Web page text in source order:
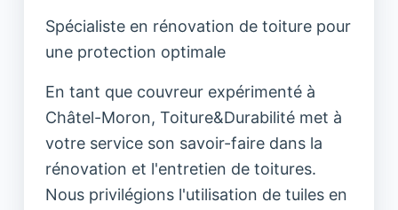
Spécialiste en rénovation de toiture pour
une protection optimale
En tant que couvreur expérimenté à
Châtel-Moron, Toiture&Durabilité met à
votre service son savoir-faire dans la
rénovation et l'entretien de toitures.
Nous privilégions l'utilisation de tuiles en